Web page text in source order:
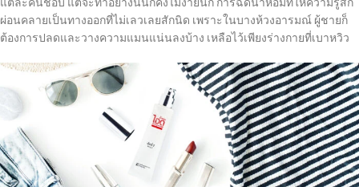
ผ่อนคลายเป็นทางออกที่ไม่เลวเลยสักนิด เพราะในบางห้วงอารมณ์ ผู้ชายก็
ต้องการปลดและวางความแมนแน่นลงบ้าง เหลือไว้เพียงร่างกายที่เบาหวิว